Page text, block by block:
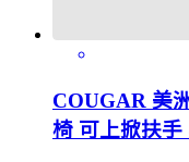
COUGAR 美
椅 可上掀扶手